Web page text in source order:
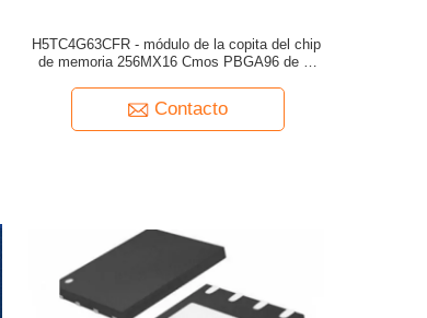
H5TC4G63CFR - módulo de la copita del chip
de memoria 256MX16 Cmos PBGA96 de la
Contacto